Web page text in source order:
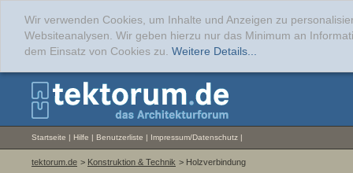
Wir verwenden Cookies, um Inhalte und Anzeigen zu
Websiteanalysen. Wir geben hierzu nur das Minimum an
dem Einsatz von Cookies zu. Weitere Details...
Startseite | Hilfe | Benutzerliste | Impressum/Datenschutz |
tektorum.de > Konstruktion & Technik > Holzverbindung